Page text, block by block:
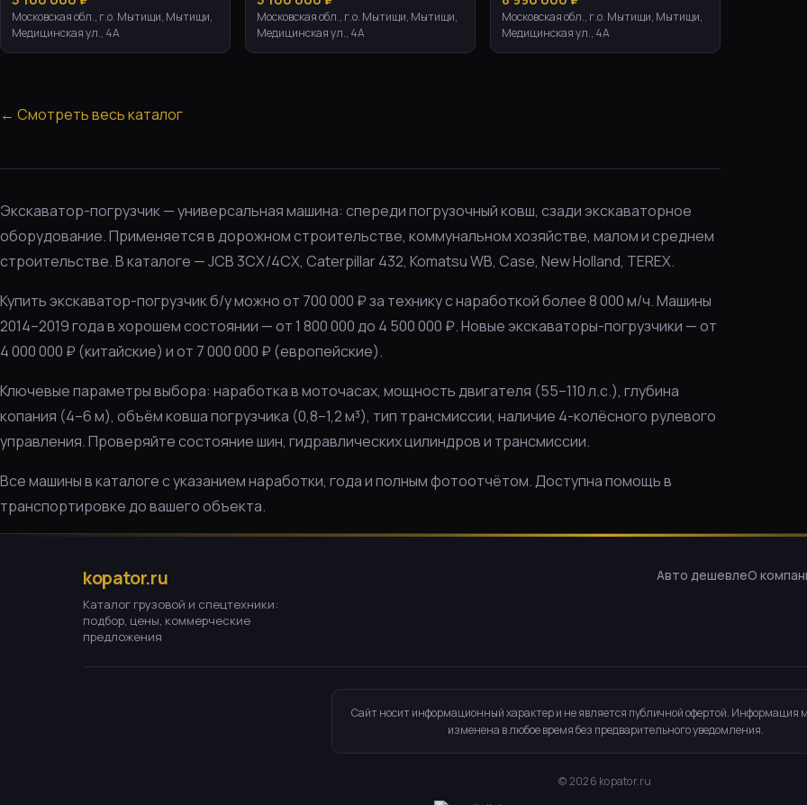
Московская обл., г.о. Мытищи, Мытищи,
Медицинская ул., 4А
Московская обл., г.о. Мытищи, Мытищи,
Медицинская ул., 4А
Московская обл., г.о. Мытищи, Мытищи,
Медицинская ул., 4А
← Смотреть весь каталог
Экскаватор-погрузчик — универсальная машина: спереди погрузочный ковш, сзади экскаваторное
оборудование. Применяется в дорожном строительстве, коммунальном хозяйстве, малом и среднем
строительстве. В каталоге — JCB 3CX/4CX, Caterpillar 432, Komatsu WB, Case, New Holland, TEREX.
Купить экскаватор-погрузчик б/у можно от 700 000 ₽ за технику с наработкой более 8 000 м/ч. Машины
2014–2019 года в хорошем состоянии — от 1 800 000 до 4 500 000 ₽. Новые экскаваторы-погрузчики — от
4 000 000 ₽ (китайские) и от 7 000 000 ₽ (европейские).
Ключевые параметры выбора: наработка в моточасах, мощность двигателя (55–110 л.с.), глубина
копания (4–6 м), объём ковша погрузчика (0,8–1,2 м³), тип трансмиссии, наличие 4-колёсного рулевого
управления. Проверяйте состояние шин, гидравлических цилиндров и трансмиссии.
Все машины в каталоге с указанием наработки, года и полным фотоотчётом. Доступна помощь в
транспортировке до вашего объекта.
kopator.ru
Каталог грузовой и спецтехники:
подбор, цены, коммерческие
предложения
Авто дешевлеО
Сайт носит информационный характер и не является публичной офертой. Информация
изменена в любое время без предварительного уведомления.
©2026 kopator.ru